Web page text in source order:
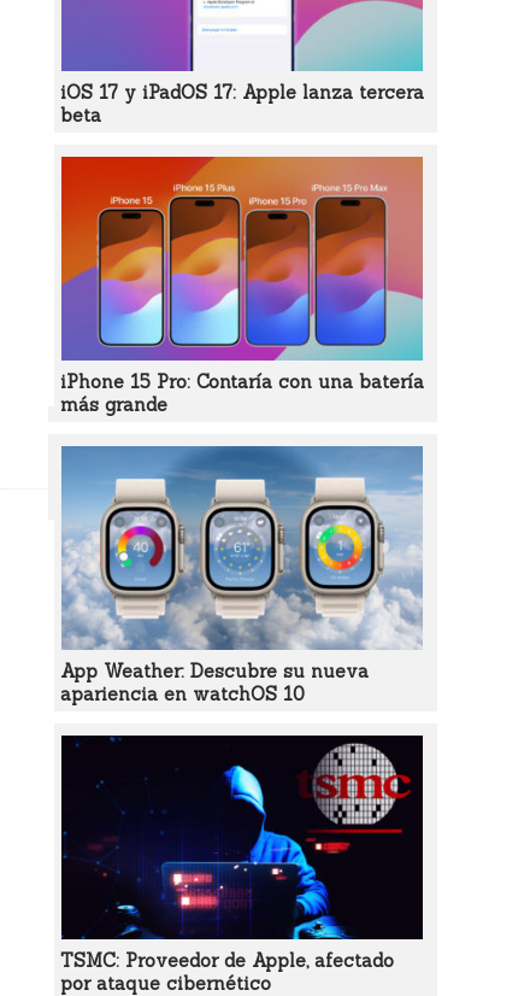
iOS 17 y iPadOS 17: Apple lanza tercera
beta
iPhone 15 Pro: Contaría con una batería
más grande
App Weather: Descubre su nueva
apariencia en watchOS 10
TSMC: Proveedor de Apple, afectado
por ataque cibernético